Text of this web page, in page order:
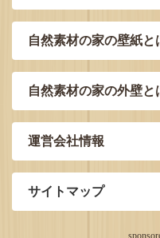
自然素材の家の壁紙と
自然素材の家の外壁と
運営会社情報
サイトマップ